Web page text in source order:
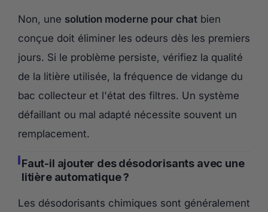
Non, une solution moderne pour chat bien
conçue doit éliminer les odeurs dès les premiers
jours. Si le problème persiste, vérifiez la qualité
de la litière utilisée, la fréquence de vidange du
bac collecteur et l'état des filtres. Un système
défaillant ou mal adapté nécessite souvent un
remplacement.
Faut-il ajouter des désodorisants avec une
litière automatique ?
Les désodorisants chimiques sont généralement